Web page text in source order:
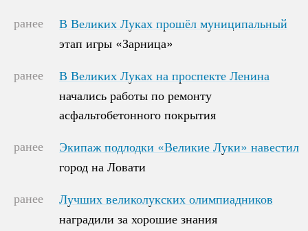
ранее
В Великих Луках прошёл муниципальный
этап игры «Зарница»
В Великих Луках прошёл муниципальный
этап игры «Зарница»
ранее
В Великих Луках на проспекте Ленина
начались работы по ремонту
асфальтобетонного покрытия
В Великих Луках на проспекте Ленина
начались работы по ремонту
асфальтобетонного покрытия
ранее
Экипаж подлодки «Великие Луки» навестил
город на Ловати
Экипаж подлодки «Великие Луки» навестил
город на Ловати
ранее
Лучших великолукских олимпиадников
наградили за хорошие знания
Лучших великолукских олимпиадников
наградили за хорошие знания